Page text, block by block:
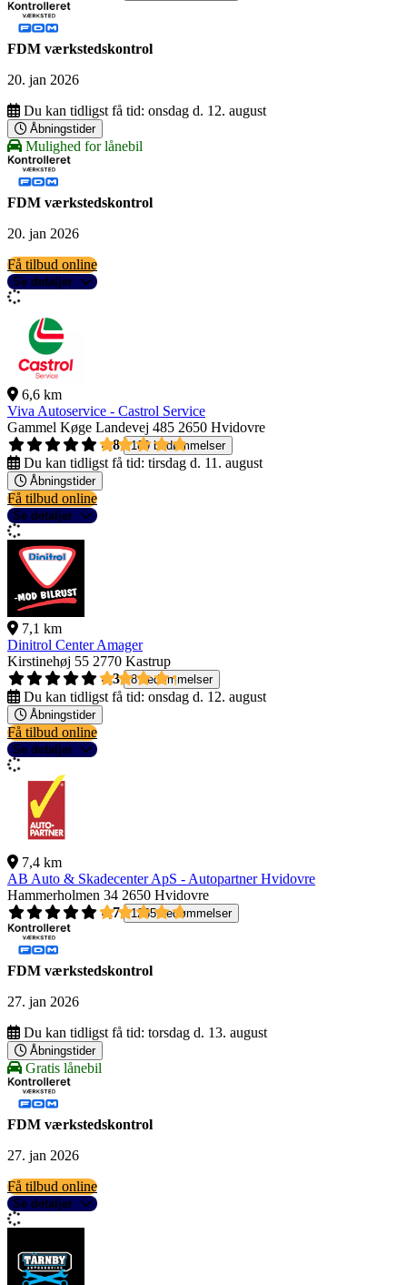
FDM værkstedskontrol
20. jan 2026
Du kan tidligst få tid: onsdag d. 12. august
Åbningstider
Mulighed for lånebil
FDM værkstedskontrol
20. jan 2026
Få tilbud online
Se detaljer
6,6 km
Viva Autoservice - Castrol Service
Gammel Køge Landevej 485 2650 Hvidovre
4,8
189 bedømmelser
Du kan tidligst få tid: tirsdag d. 11. august
Åbningstider
Få tilbud online
Se detaljer
7,1 km
Dinitrol Center Amager
Kirstinehøj 55 2770 Kastrup
4,3
8 bedømmelser
Du kan tidligst få tid: onsdag d. 12. august
Åbningstider
Få tilbud online
Se detaljer
7,4 km
AB Auto & Skadecenter ApS - Autopartner Hvidovre
Hammerholmen 34 2650 Hvidovre
4,7
1265 bedømmelser
FDM værkstedskontrol
27. jan 2026
Du kan tidligst få tid: torsdag d. 13. august
Åbningstider
Gratis lånebil
FDM værkstedskontrol
27. jan 2026
Få tilbud online
Se detaljer